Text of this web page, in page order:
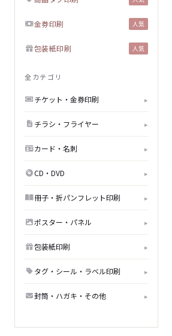
金券印刷 人気
包装紙印刷 人気
全カテゴリ
チケット・金券印刷 ▸
チラシ・フライヤー ▸
カード・名刺 ▸
CD・DVD ▸
冊子・折パンフレット印刷 ▸
ポスター・パネル ▸
包装紙印刷 ▸
タグ・シール・ラベル印刷 ▸
封筒・ハガキ・その他 ▸